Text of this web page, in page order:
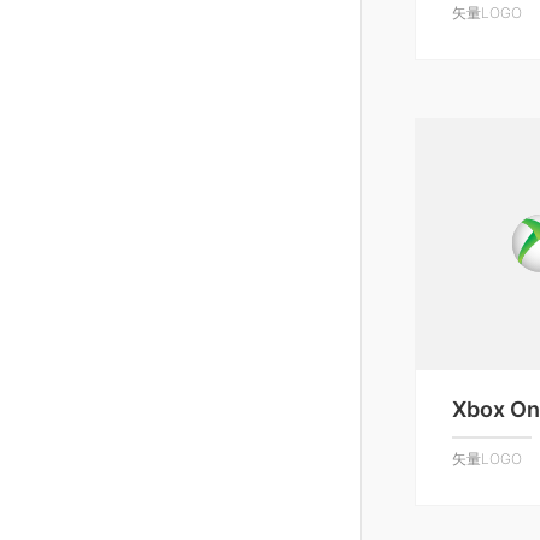
矢量LOGO
Xbox
矢量LOGO